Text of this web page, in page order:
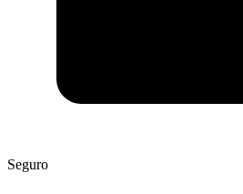
Seguro